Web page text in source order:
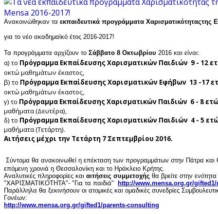
Ανακοινώθηκαν τα εκπαιδευτικά προγράμματα Χαρισματικότηταςτης
για το νέο ακαδημαϊκό έτος 2016-2017!
Τα προγράμματα αρχίζουν το Σάββατο 8 Οκτωβρίου 2016 και είναι:
α) το Πρόγραμμα Εκπαίδευσης Χαρισματικών Παιδιών 9 - 12
οκτώ μαθημάτων έκαστος,
β) το Πρόγραμμα Εκπαίδευσης Χαρισματικών Εφήβων 13 -17
οκτώ μαθημάτων έκαστος,
γ) το Πρόγραμμα Εκπαίδευσης Χαρισματικών Παιδιών 6 - 8
μαθήματα (Δευτέρα),
δ) το Πρόγραμμα Εκπαίδευσης Χαρισματικών Παιδιών 4 - 5
μαθήματα (Τετάρτη).
Αιτήσεις μέχρι την Τετάρτη 7 Σεπτεμβρίου 2016.
Σύντομα θα ανακοινωθεί η επέκταση των προγραμμάτων στην Πάτρα και
επόμενη χρονιά η Θεσσαλονίκη και το Ηράκλειο Κρήτης.
Αναλυτικές πληροφορίες και αιτήσεις συμμετοχής θα βρείτε στην
"ΧΑΡΙΣΜΑΤΙΚΟΤΗΤΑ"- "Για τα παιδιά"
http://www.mensa.org.gr/
Παράλληλα θα ξεκινήσουν οι ατομικές και ομαδικές συνεδρίες
Γονέων:
http://www.mensa.org.gr/gifted1/parents-consulting